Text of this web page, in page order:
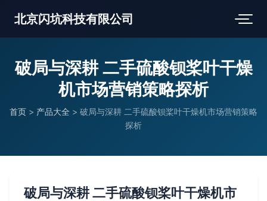
北京闪坑科技有限公司
破局与深耕 二手硫酸钡桨叶干燥
机市场营销策略探析
首页 > 产品大全 > 破局与深耕 二手硫酸钡桨叶干燥机市场营销策略
探析
破局与深耕 二手硫酸钡桨叶干燥机市